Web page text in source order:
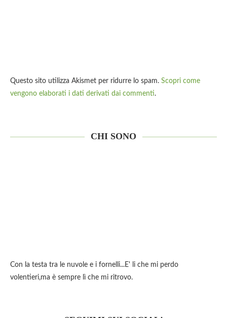
Questo sito utilizza Akismet per ridurre lo spam. Scopri come
vengono elaborati i dati derivati dai commenti.
CHI SONO
Con la testa tra le nuvole e i fornelli...E' li che mi perdo
volentieri,ma è sempre lì che mi ritrovo.